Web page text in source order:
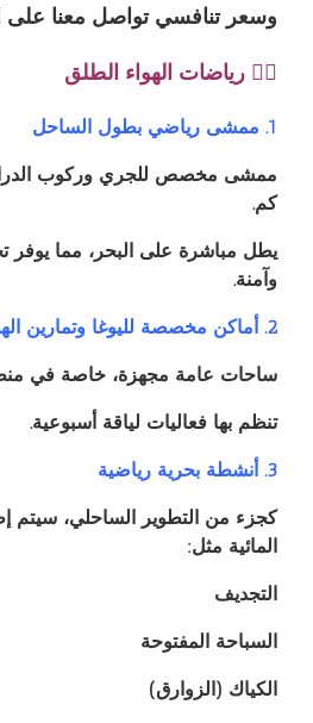
وسعر تنافسي تواصل معنا على الرقم
🚴‍♀️ رياضات الهواء الطلق
1. ممشى رياضي بطول الساحل
كم.
يطل مباشرة على البحر، مما يوفر
وآمنة.
2. أماكن مخصصة لليوغا وتمارين الهواء الطلق
ساحات عامة مجهزة، خاصة في
تنظم بها فعاليات لياقة أسبوعية.
3. أنشطة بحرية رياضية
كجزء من التطوير الساحلي، سيتم
المائية مثل:
التجديف
السباحة المفتوحة
الكياك (الزوارق)